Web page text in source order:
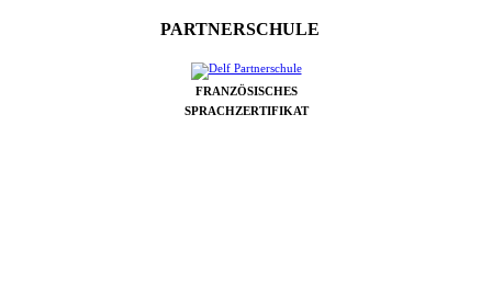
PARTNERSCHULE
FRANZÖSISCHES
SPRACHZERTIFIKAT